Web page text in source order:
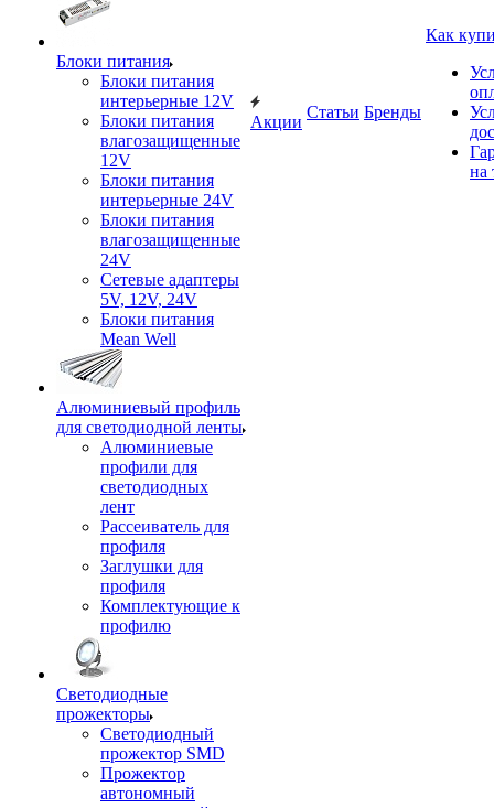
Блоки питания
Блоки питания
интерьерные 12V
Блоки питания
влагозащищенные
12V
Блоки питания
интерьерные 24V
Блоки питания
влагозащищенные
24V
Сетевые адаптеры
5V, 12V, 24V
Блоки питания
Mean Well
Алюминиевый профиль
для светодиодной ленты
Алюминиевые
профили для
светодиодных
лент
Рассеиватель для
профиля
Заглушки для
профиля
Комплектующие к
профилю
Светодиодные
прожекторы
Светодиодный
прожектор SMD
Прожектор
автономный
Акции
Статьи Бренды
Как
на